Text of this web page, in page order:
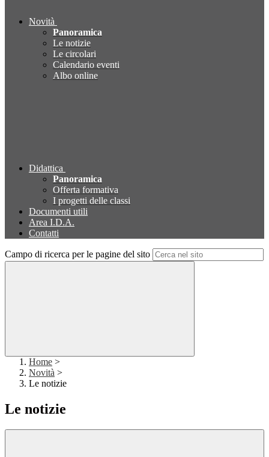
Novità
Panoramica
Le notizie
Le circolari
Calendario eventi
Albo online
Didattica
Panoramica
Offerta formativa
I progetti delle classi
Documenti utili
Area I.D.A.
Contatti
Campo di ricerca per le pagine del sito
Home >
Novità >
Le notizie
Le notizie